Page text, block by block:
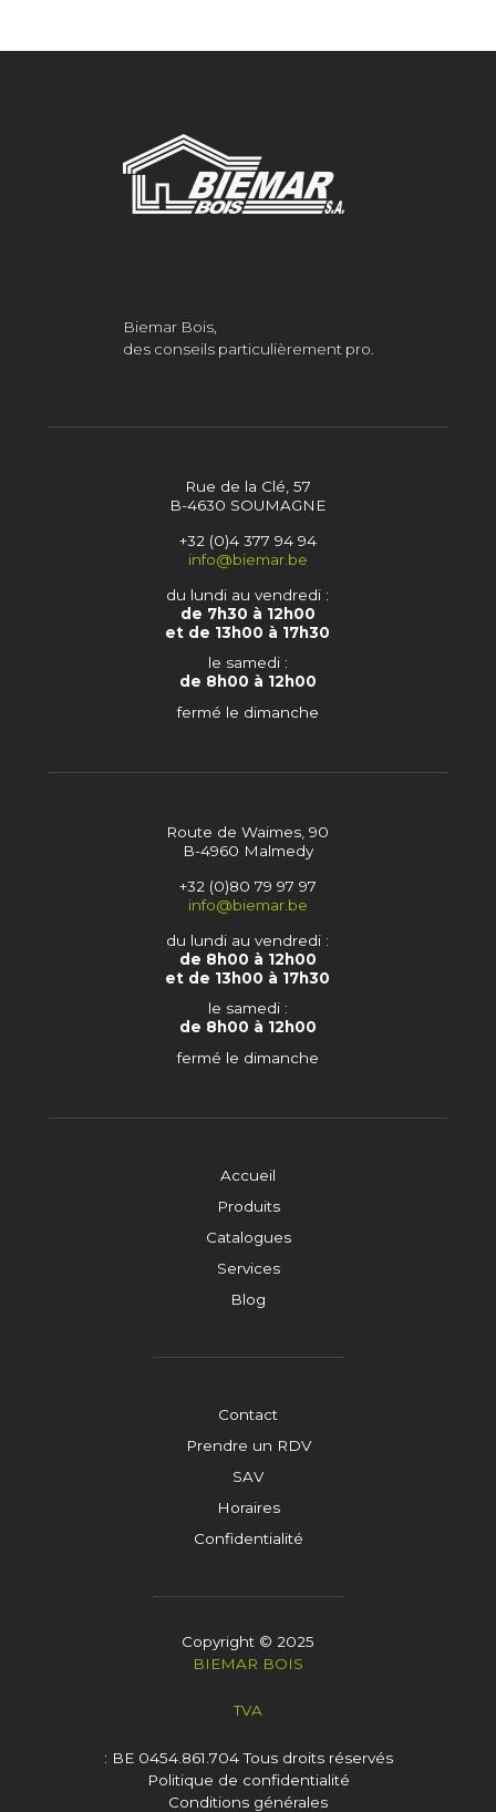
Biemar Bois,
des conseils particulièrement pro.
Accueil
Produits
Catalogues
Services
Blog
Contact
Prendre un RDV
SAV
Horaires
Confidentialité
Rue de la Clé, 57
B-4630 SOUMAGNE
+32 (0)4 377 94 94
info@biemar.be
du lundi au vendredi :
de 7h30 à 12h00
et de 13h00 à 17h30
le samedi :
de 8h00 à 12h00
fermé le dimanche
Route de Waimes, 90
B-4960 Malmedy
+32 (0)80 79 97 97
info@biemar.be
du lundi au vendredi :
de 8h00 à 12h00
et de 13h00 à 17h30
le samedi :
de 8h00 à 12h00
fermé le dimanche
Copyright © 2025
BIEMAR BOIS
TVA
: BE 0454.861.704Tous droits réservés
Politique de confidentialité
Conditions générales